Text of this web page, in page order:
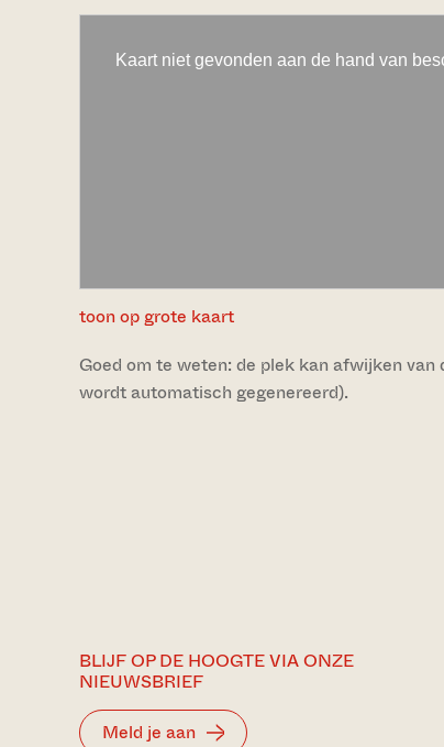
toon op grote kaart
Goed om te weten: de plek kan afwijken
wordt automatisch gegenereerd).
BLIJF OP DE HOOGTE VIA ONZE
NIEUWSBRIEF
Meld je aan